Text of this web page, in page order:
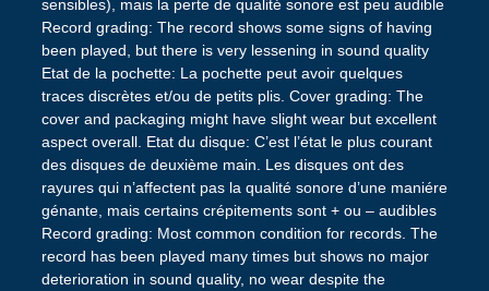
sensibles), mais la perte de qualité sonore est peu audible
Record grading: The record shows some signs of having
been played, but there is very lessening in sound quality
Etat de la pochette: La pochette peut avoir quelques
traces discrètes et/ou de petits plis. Cover grading: The
cover and packaging might have slight wear but excellent
aspect overall. Etat du disque: C’est l’état le plus courant
des disques de deuxième main. Les disques ont des
rayures qui n’affectent pas la qualité sonore d’une maniére
génante, mais certains crépitements sont + ou – audibles
Record grading: Most common condition for records. The
record has been played many times but shows no major
deterioration in sound quality, no wear despite the